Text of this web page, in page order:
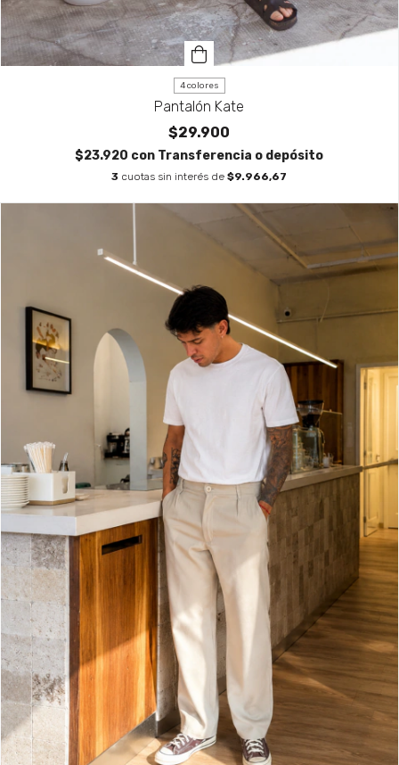
4 colores
Pantalón Kate
$29.900
$23.920 con Transferencia o depósito
3 cuotas sin interés de $9.966,67